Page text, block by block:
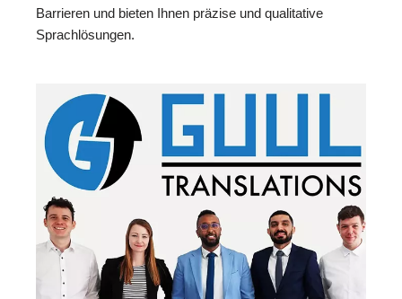
Barrieren und bieten Ihnen präzise und qualitative
Sprachlösungen.